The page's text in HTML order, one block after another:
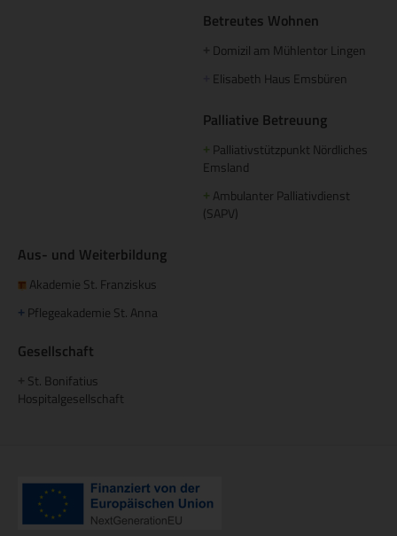
Betreutes Wohnen
Domizil am Mühlentor Lingen
Elisabeth Haus Emsbüren
Palliative Betreuung
+ Palliativstützpunkt Nördliches
Emsland
+ Ambulanter Palliativdienst
(SAPV)
Aus- und Weiterbildung
Akademie St. Franziskus
+ Pflegeakademie St. Anna
Gesellschaft
St. Bonifatius
Hospitalgesellschaft